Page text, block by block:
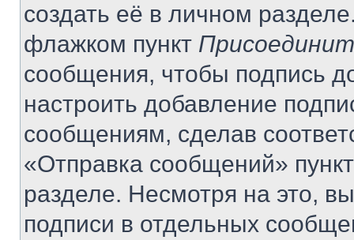
создать её в личном
флажком пункт
сообщения, чтобы подпись
настроить добавление
сообщениям, сделав
«Отправка сообщений»
разделе. Несмотря на это,
подписи в отдельных